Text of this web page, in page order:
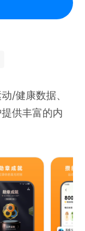
浅睡、快速眼
量、翻身等睡
支持丰富的徒
科学发力，居
各种丰富课
卡，带上手表
/健康数据、
供丰富的内